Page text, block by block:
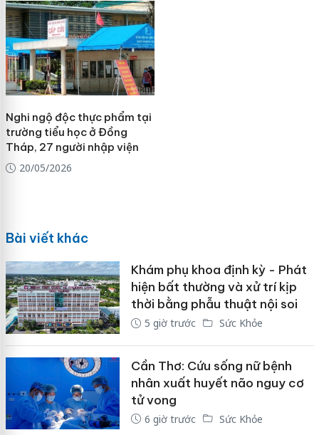
Nghi ngộ độc thực phẩm tại
trường tiểu học ở Đồng
Tháp, 27 người nhập viện
20/05/2026
Bài viết khác
Khám phụ khoa định kỳ - Phát
hiện bất thường và xử trí kịp
thời bằng phẫu thuật nội soi
5 giờ trước Sức Khỏe
Cần Thơ: Cứu sống nữ bệnh
nhân xuất huyết não nguy cơ
tử vong
6 giờ trước Sức Khỏe